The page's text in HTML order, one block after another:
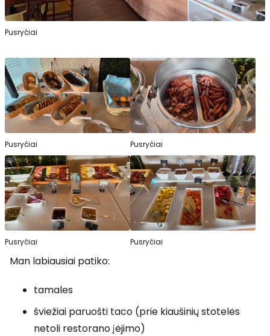
Pusryčiai
Pusryčiai Pusryčiai
Pusryčiai Pusryčiai
Man labiausiai patiko:
tamales
šviežiai paruošti taco (prie kiaušinių stotelės
netoli restorano įėjimo)